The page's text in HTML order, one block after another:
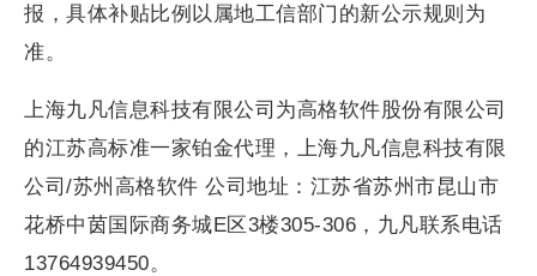
报，具体补贴比例以属地工信部门的新公示规则为
准。
上海九凡信息科技有限公司为高格软件股份有限公司
的江苏高标准一家铂金代理，上海九凡信息科技有限
公司/苏州高格软件 公司地址：江苏省苏州市昆山市
花桥中茵国际商务城E区3楼305-306，九凡联系电话
13764939450。